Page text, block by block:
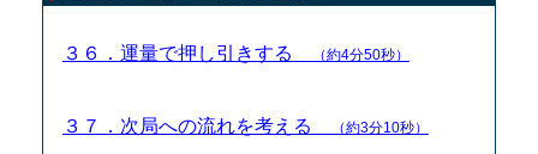
３６．運量で押し引きする （約4分50秒）
３７．次局への流れを考える （約3分10秒）